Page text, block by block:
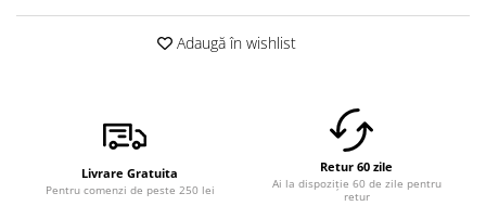
Adaugă în wishlist
Livrare Gratuita
Pentru comenzi de peste 250 lei
Retur 60 zile
Ai la dispoziție 60 de zile pentru
retur